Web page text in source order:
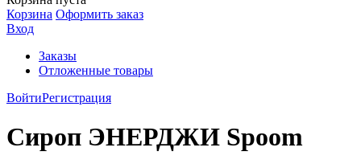
Корзина Оформить заказ
Вход
Заказы
Отложенные товары
ВойтиРегистрация
Сироп ЭНЕРДЖИ Spoom